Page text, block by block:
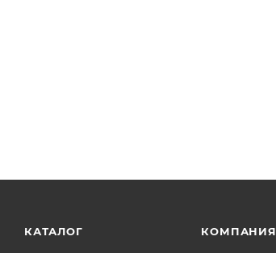
КАТАЛОГ КОМПАНИЯ